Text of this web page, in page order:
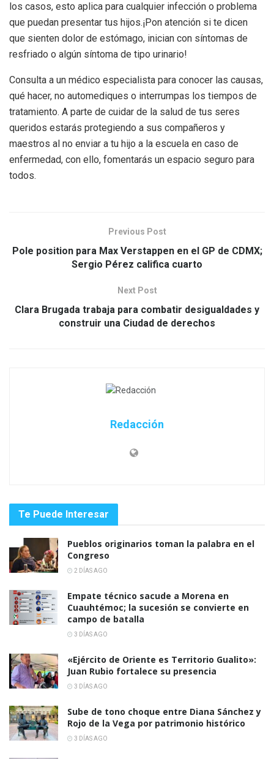
los casos, esto aplica para cualquier infección o problema
que puedan presentar tus hijos.¡Pon atención si te dicen
que sienten dolor de estómago, inician con síntomas de
resfriado o algún síntoma de tipo urinario!
Consulta a un médico especialista para conocer las causas,
qué hacer, no automediques o interrumpas los tiempos de
tratamiento. A parte de cuidar de la salud de tus seres
queridos estarás protegiendo a sus compañeros y
maestros al no enviar a tu hijo a la escuela en caso de
enfermedad, con ello, fomentarás un espacio seguro para
todos.
Previous Post
Pole position para Max Verstappen en el GP de CDMX;
Sergio Pérez califica cuarto
Next Post
Clara Brugada trabaja para combatir desigualdades y
construir una Ciudad de derechos
Redacción
Te Puede Interesar
Pueblos originarios toman la palabra en el
Congreso
2 DÍAS AGO
Empate técnico sacude a Morena en
Cuauhtémoc; la sucesión se convierte en
campo de batalla
3 DÍAS AGO
«Ejército de Oriente es Territorio Gualito»:
Juan Rubio fortalece su presencia
3 DÍAS AGO
Sube de tono choque entre Diana Sánchez y
Rojo de la Vega por patrimonio histórico
3 DÍAS AGO